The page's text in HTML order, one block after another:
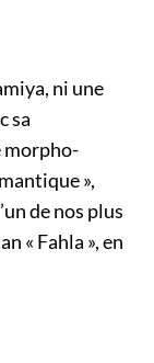
ni une
sa
morpho-
»,
de nos plus
« Fahla », en